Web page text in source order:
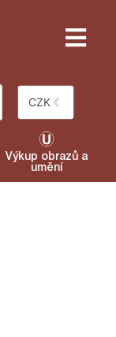
CZK
Výkup obrazů a
umění